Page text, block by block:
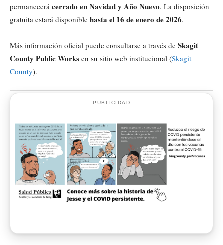
permanecerá cerrado en Navidad y Año Nuevo. La disposición
gratuita estará disponible hasta el 16 de enero de 2026.
Más información oficial puede consultarse a través de Skagit
County Public Works en su sitio web institucional (Skagit
County).
PUBLICIDAD